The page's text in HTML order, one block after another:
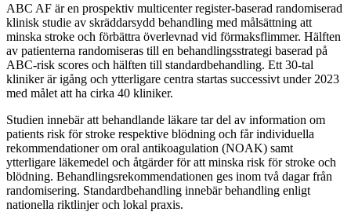
ABC AF är en prospektiv multicenter register-baserad randomiserad
klinisk studie av skräddarsydd behandling med målsättning att
minska stroke och förbättra överlevnad vid förmaksflimmer. Hälften
av patienterna randomiseras till en behandlingsstrategi baserad på
ABC-risk scores och hälften till standardbehandling. Ett 30-tal
kliniker är igång och ytterligare centra startas successivt under 2023
med målet att ha cirka 40 kliniker.
Studien innebär att behandlande läkare tar del av information om
patients risk för stroke respektive blödning och får individuella
rekommendationer om oral antikoagulation (NOAK) samt
ytterligare läkemedel och åtgärder för att minska risk för stroke och
blödning. Behandlingsrekommendationen ges inom två dagar från
randomisering. Standardbehandling innebär behandling enligt
nationella riktlinjer och lokal praxis.